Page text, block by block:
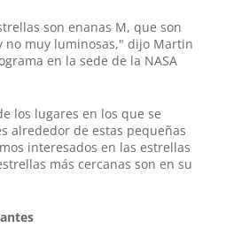
son enanas M, que son
no muy luminosas," dijo Martin
en la sede de la NASA
los lugares en los que se
alrededor de estas pequeñas
interesados en las estrellas
más cercanas son en su